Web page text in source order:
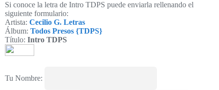
Si conoce la letra de Intro TDPS puede enviarla rellenando el
siguiente formulario:
Artista: Cecilio G. Letras
Álbum: Todos Presos {TDPS}
Título: Intro TDPS
Tu Nombre: